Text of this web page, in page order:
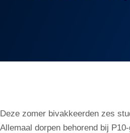
Deze zomer bivakkeerden zes
Allemaal dorpen behorend bij